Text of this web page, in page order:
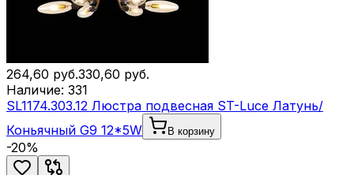
264,60 руб.330,60 руб.
Наличие: 331
SL1174.303.12 Люстра подвесная ST-Luce Латунь/
Коньячный G9 12*5W
В корзину
-20%